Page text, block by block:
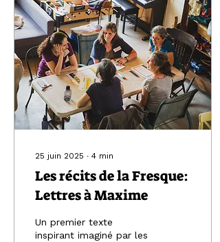
25 juin 2025 ∙ 4 min
Les récits de la Fresque:
Lettres à Maxime
Un premier texte
inspirant imaginé par les